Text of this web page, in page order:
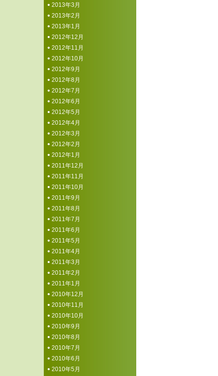
2013年3月
2013年2月
2013年1月
2012年12月
2012年11月
2012年10月
2012年9月
2012年8月
2012年7月
2012年6月
2012年5月
2012年4月
2012年3月
2012年2月
2012年1月
2011年12月
2011年11月
2011年10月
2011年9月
2011年8月
2011年7月
2011年6月
2011年5月
2011年4月
2011年3月
2011年2月
2011年1月
2010年12月
2010年11月
2010年10月
2010年9月
2010年8月
2010年7月
2010年6月
2010年5月